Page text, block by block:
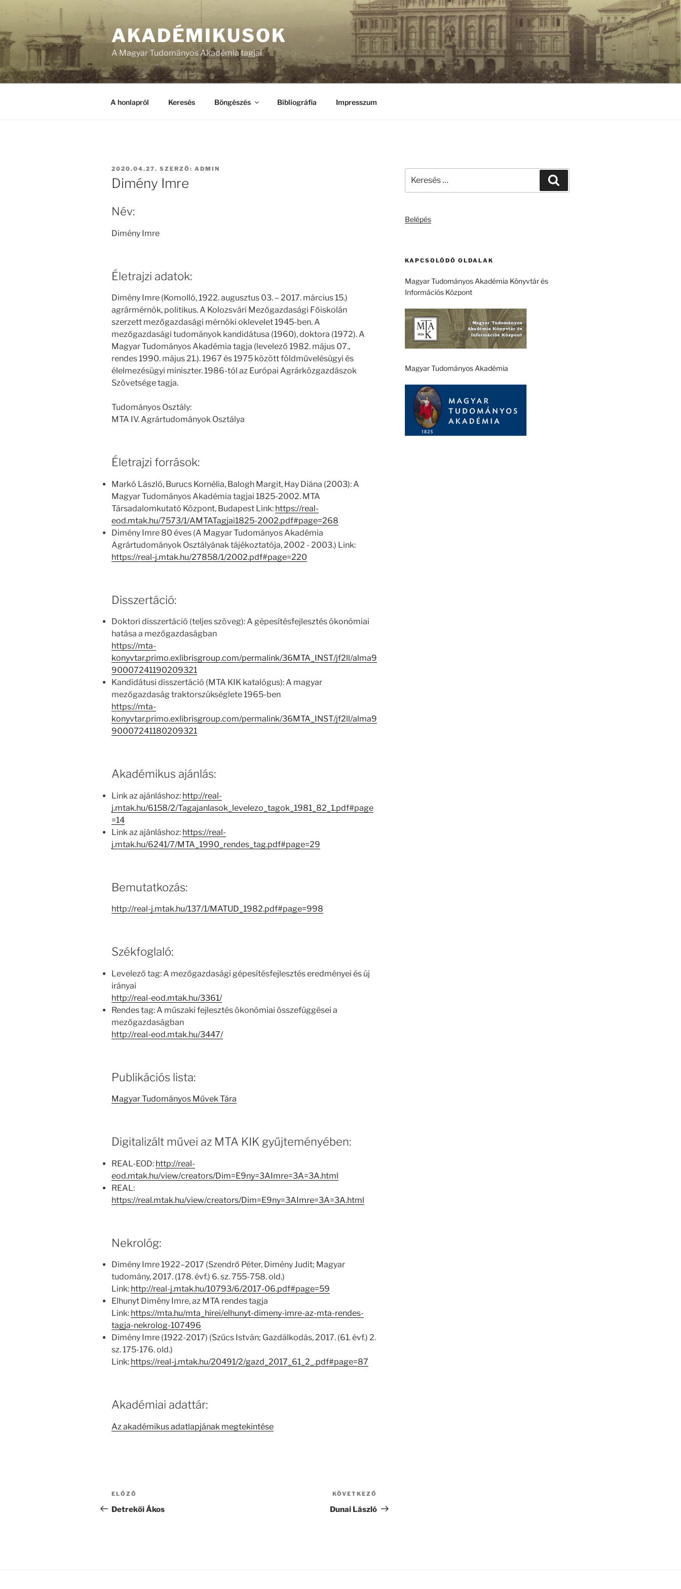
AKADÉMIKUSOK
A Magyar Tudományos Akadémia tagjai
A honlapról Keresés Böngészés Bibliográfia Impresszum
BEKÜLDVE:
2020.04.27. SZERZŐ: ADMIN
Dimény Imre
Név:
Dimény Imre
Életrajzi adatok:
Dimény Imre (Komolló, 1922. augusztus 03. – 2017. március 15.)
agrármérnök, politikus. A Kolozsvári Mezőgazdasági Főiskolán
szerzett mezőgazdasági mérnöki oklevelet 1945-ben. A
mezőgazdasági tudományok kandidátusa (1960), doktora (1972). A
Magyar Tudományos Akadémia tagja (levelező 1982. május 07.,
rendes 1990. május 21.). 1967 és 1975 között földművelésügyi és
élelmezésügyi miniszter. 1986-tól az Európai Agrárközgazdászok
Szövetsége tagja.
Tudományos Osztály:
MTA IV. Agrártudományok Osztálya
Életrajzi források:
Markó László, Burucs Kornélia, Balogh Margit, Hay Diána (2003): A
Magyar Tudományos Akadémia tagjai 1825-2002. MTA
Társadalomkutató Központ, Budapest Link: https://real-
eod.mtak.hu/7573/1/AMTATagjai1825-2002.pdf#page=268
Dimény Imre 80 éves (A Magyar Tudományos Akadémia
Agrártudományok Osztályának tájékoztatója, 2002 - 2003.) Link:
https://real-j.mtak.hu/27858/1/2002.pdf#page=220
Disszertáció:
Doktori disszertáció (teljes szöveg): A gépesítésfejlesztés ökonómiai
hatása a mezőgazdaságban
https://mta-
konyvtar.primo.exlibrisgroup.com/permalink/36MTA_INST/jf2ll/alma9
90007241190209321
Kandidátusi disszertáció (MTA KIK katalógus): A magyar
mezőgazdaság traktorszükséglete 1965-ben
https://mta-
konyvtar.primo.exlibrisgroup.com/permalink/36MTA_INST/jf2ll/alma9
90007241180209321
Akadémikus ajánlás:
Link az ajánláshoz: http://real-
j.mtak.hu/6158/2/Tagajanlasok_levelezo_tagok_1981_82_1.pdf#page
=14
Link az ajánláshoz: https://real-
j.mtak.hu/6241/7/MTA_1990_rendes_tag.pdf#page=29
Bemutatkozás:
http://real-j.mtak.hu/137/1/MATUD_1982.pdf#page=998
Székfoglaló:
Levelező tag: A mezőgazdasági gépesítésfejlesztés eredményei és új
irányai
http://real-eod.mtak.hu/3361/
Rendes tag: A műszaki fejlesztés ökonómiai összefüggései a
mezőgazdaságban
http://real-eod.mtak.hu/3447/
Publikációs lista:
Magyar Tudományos Művek Tára
Digitalizált művei az MTA KIK gyűjteményében:
REAL-EOD: http://real-
eod.mtak.hu/view/creators/Dim=E9ny=3AImre=3A=3A.html
REAL:
https://real.mtak.hu/view/creators/Dim=E9ny=3AImre=3A=3A.html
Nekrológ:
Dimény Imre 1922–2017 (Szendrő Péter, Dimény Judit; Magyar
tudomány, 2017. (178. évf.) 6. sz. 755-758. old.)
Link: http://real-j.mtak.hu/10793/6/2017-06.pdf#page=59
Elhunyt Dimény Imre, az MTA rendes tagja
Link: https://mta.hu/mta_hirei/elhunyt-dimeny-imre-az-mta-rendes-
tagja-nekrolog-107496
Dimény Imre (1922-2017) (Szűcs István; Gazdálkodás, 2017. (61. évf.) 2.
sz. 175-176. old.)
Link: https://real-j.mtak.hu/20491/2/gazd_2017_61_2_.pdf#page=87
Akadémiai adattár:
Az akadémikus adatlapjának megtekintése
Bejegyzés
navigáció
Korábbi
bejegyzés
ELŐZŐ
Detrekői Ákos
bejegyzés
KÖVETKEZŐ
Dunai László
következő
Belépés
KAPCSOLÓDÓ OLDALAK
Magyar Tudományos Akadémia Könyvtár és
Információs Központ
Magyar Tudományos Akadémia